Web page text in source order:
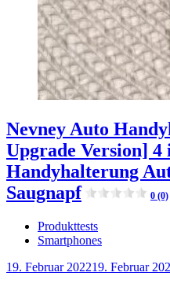
Nevney Auto
Upgrade Version] 4
Handyhalterung
Saugnapf
0 (0)
Produkttests
Smartphones
19. Februar 202219. Februar